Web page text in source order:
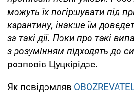
можуть їх погіршувати під
карантину, інакше їм
за такі дії. Поки про такі
з розумінням підходять до
розповів Цуцкірідзе.
Як повідомляв